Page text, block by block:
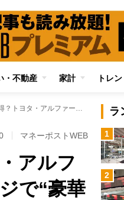
・不動産 家計 トレ
「200万円アップ」も納得？トヨタ・アルファード、8年ぶりフルモデルチェンジで“豪華志向”が鮮明に 一方で「入手困難」の悲鳴も
マネーポストWEB
アルフ
で“豪華
ラ
1
2